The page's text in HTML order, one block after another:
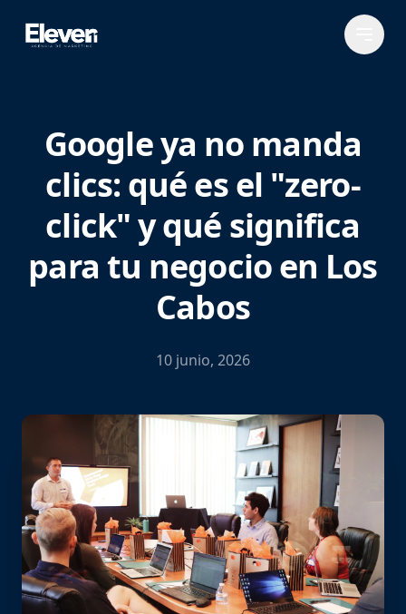
Google ya no manda
clics: qué es el "zero-
click" y qué significa
para tu negocio en Los
Cabos
10 junio, 2026